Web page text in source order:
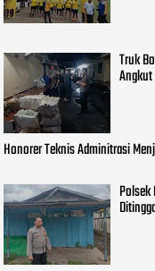
Truk
Honorer Teknis Adminitrasi